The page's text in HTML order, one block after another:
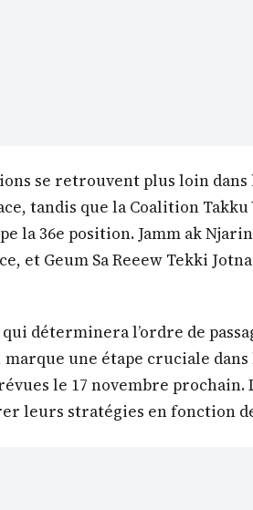
se retrouvent plus loin dans
tandis que la Coalition
la 36e position. Jamm ak
et Geum Sa Reeew Tekki
déterminera l’ordre de
une étape cruciale
le 17 novembre
leurs stratégies en fonction